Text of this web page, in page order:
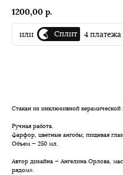
1200,00 р.
или Сплит 4
Стакан из инклюзивной
Ручная работа.
Фарфор, цветные ангобы, пищевая
Объем — 250 мл.
Автор дизайна — Ангелина Орлова,
рядом».